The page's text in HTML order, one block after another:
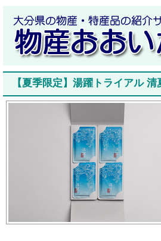
【夏季限定】湯躍トライアル 清